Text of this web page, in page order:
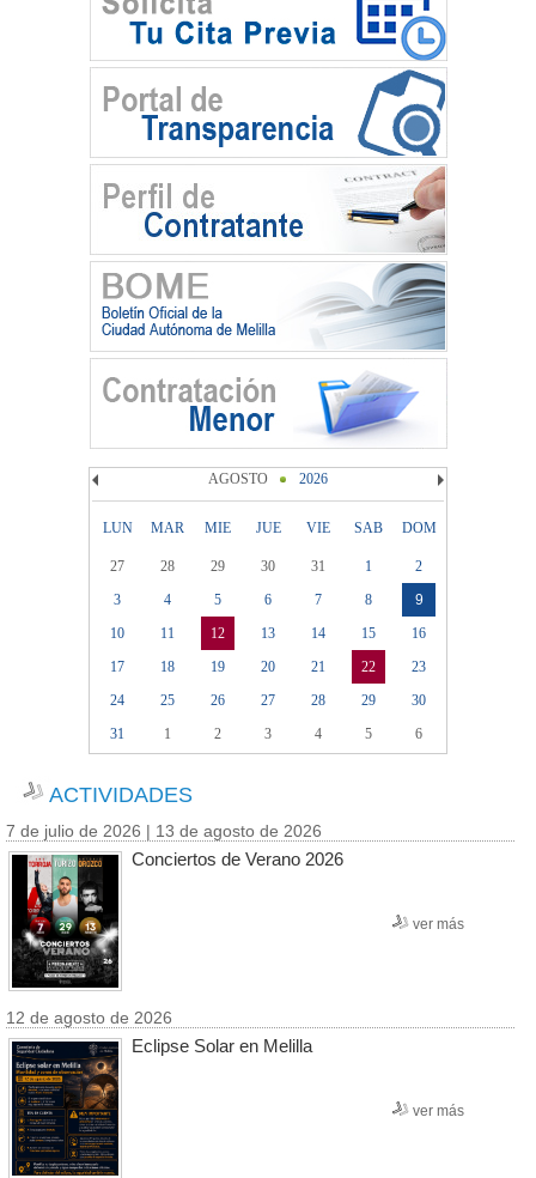
AGOSTO 2026
LUN MAR MIE JUE VIE SAB DOM
27 28 29 30 31 1
2
3
4 5 6 7 8
9
10
11 12 13 14 15
16
17
18 19 20 21 22
23
24
25 26 27 28 29
30
31
1 2 3 4 5 6
ACTIVIDADES
7 de julio de 2026 | 13 de agosto de 2026
Conciertos de Verano 2026
ver más
12 de agosto de 2026
Eclipse Solar en Melilla
ver más